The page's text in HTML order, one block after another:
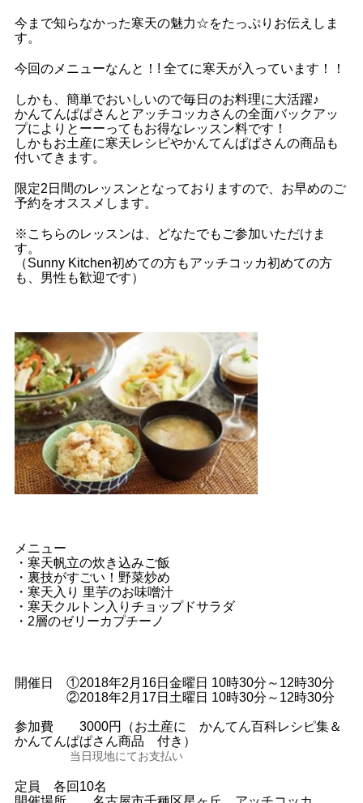
今まで知らなかった寒天の魅力☆をたっぷりお伝えしま
す。
今回のメニューなんと！! 全てに寒天が入っています！！
しかも、簡単でおいしいので毎日のお料理に大活躍♪
かんてんぱぱさんとアッチコッカさんの全面バックアッ
プによりとーーってもお得なレッスン料です！
しかもお土産に寒天レシピやかんてんぱぱさんの商品も
付いてきます。
限定2日間のレッスンとなっておりますので、お早めのご
予約をオススメします。
※こちらのレッスンは、どなたでもご参加いただけま
す。
（Sunny Kitchen初めての方もアッチコッカ初めての方
も、男性も歓迎です）
メニュー
・寒天帆立の炊き込みご飯
・裏技がすごい！野菜炒め
・寒天入り 里芋のお味噌汁
・寒天クルトン入りチョップドサラダ
・2層のゼリーカプチーノ
開催日 ①2018年2月16日金曜日 10時30分～12時30分
②2018年2月17日土曜日 10時30分～12時30分
参加費 3000円（お土産に かんてん百科レシピ集＆
かんてんぱぱさん商品 付き）
当日現地にてお支払い
定員 各回10名